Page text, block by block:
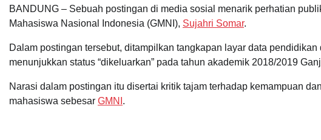
BANDUNG – Sebuah postingan di media sosial menarik perhatian
Mahasiswa Nasional Indonesia (GMNI), Sujahri Somar.
Dalam postingan tersebut, ditampilkan tangkapan layar data
menunjukkan status “dikeluarkan” pada tahun akademik 2018/2019
Narasi dalam postingan itu disertai kritik tajam terhadap kemampuan
mahasiswa sebesar GMNI .